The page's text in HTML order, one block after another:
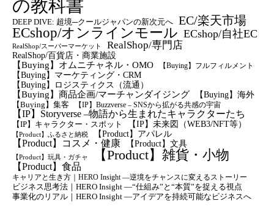
の教科書
DEEP DIVE: 超境─クールジャパンの新次元へ EC/楽天市場
ECshop/オンラインモール ECshop/自社EC
RealShop/スーパーマーケット RealShop/専門店
RealShop/百貨店・商業施設
【Buying】オムニチャネル・OMO
【Buying】フルフィルメント
【Buying】マーケティング・CRM
【buying】ロジスティクス（流通）
【Buying】商品企画/マーチャンダイジング 【Buying】海外
【Buying】集客 【IP】Buzzverse – SNSから拡がる共感の宇宙
【IP】Storyverse –物語から生まれたキャラクターたち
【IP】キャラクター・スポット 【IP】未来図（WEB3/NFT等）
【Product】ふるさと納税 【Product】アパレル
【Product】コスメ・健康 【Product】文具
【Product】玩具・ガチャ 【Product】雑貨・小物
【Product】食品
キャリアと生き方｜HERO Insight —逆境をチャンスに変えるストーリー
ビジネス思考法｜HERO Insight —“仕組み”と“本質”を捉える視点
事業化のリアル｜HERO Insight —アイデアを持続可能なビジネスへ